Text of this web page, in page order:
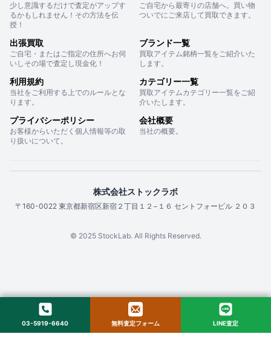
少し意識するだけで査定がアップす
るかもしれません！その方法を伝
授！
ご自宅から最寄りの店舗へ。買い物
ついでにご来店して買取できます。
出張買取
ご自宅・またはご指定の住所へお伺
いしその場で査定し現金化！
ブランド一覧
買取アイテム銘柄一覧をご紹介いた
します。
利用規約
当社をご利用する上でのルールとな
ります。
カテゴリー一覧
買取アイテムカテゴリー一覧をご紹
介いたします。
プライバシーポリシー
お客様からいただく個人情報等の取
り扱いについて。
会社概要
当社の概要。
株式会社ストックラボ
〒160-0022 東京都新宿区新宿２丁目１２−１６ セントフォービル ２０３
© 2025 StockLab. All Rights Reserved.
03-5919-6640 無料査定フォーム LINE査定